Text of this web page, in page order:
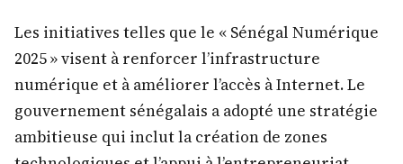
Les initiatives telles que le « Sénégal Numérique
2025 » visent à renforcer l’infrastructure
numérique et à améliorer l’accès à Internet. Le
gouvernement sénégalais a adopté une stratégie
ambitieuse qui inclut la création de zones